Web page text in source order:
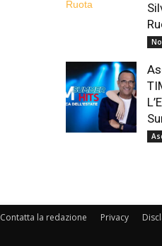
Contatta la redazione Privacy